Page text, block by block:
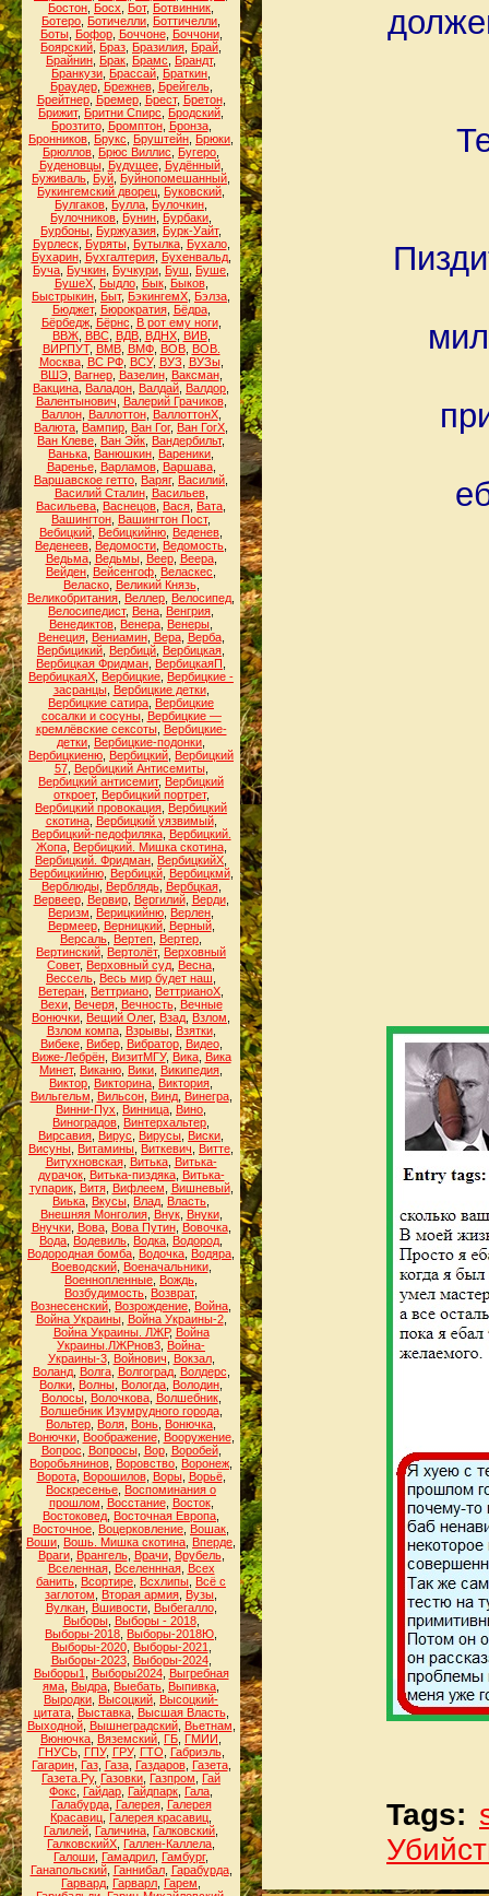
Бостон Босх Бот, Ботвинник
Ботеро Ботичелли Боттичелли
Боты, Бофор, Боччоне, Боччони,
Боярский Браз Бразилия Брай
Брайнин Брак Брамс Брандт,
Бранкузи Брассай Браткин
Браудер, Брежнев, Брейгель,
Брейтнер, Бремер, Брест, Бретон,
Брижит, Бритни Спирс Бродский
Брозтито, Бромптон, Бронза,
Бронников Брукс Бруштейн Брюки
Брюллов Брюс Виллис Бугеро
Буденовцы, Будущее, Будённый,
Буживаль Буй Буйнопомешанный
Букингемский дворец Буковский
Булгаков Булла Булочкин
Булочников Бунин Бурбаки
Бурбоны Буржуазия Бурк-Уайт,
Бурлеск, Буряты, Бутылка, Бухало,
Бухарин, Бухгалтерия, Бухенвальд,
Буча Бучкин Бучкури Буш Буше
БушеХ, Быдло, Бык, Быков,
Быстрыкин Быт, БэкингемХ Бэлза
Бюджет, Бюрократия, Бёдра,
Бёрбедж, Бёрнс В рот ему ноги,
ВВЖ, ВВС, ВДВ, ВДНХ, ВИВ,
ВИРПУТ, ВМВ, ВМФ, ВОВ, ВОВ.
Москва, ВС РФ, ВСУ, ВУЗ ВУЗы,
ВШЭ, Вагнер, Вазелин, Ваксман,
Вакцина Валадон Валдай Валдор
Валентынович
Валерий Грачиков,
Валлон, Валлоттон, ВаллоттонХ,
Валюта Вампир Ван Гог, Ван ГогХ
Ван Клеве Ван Эйк Вандербильт,
Ванька Ванюшкин Вареники
Варенье, Варламов, Варшава,
Варшавское гетто Варяг, Василий
Василий Сталин, Васильев,
Васильева Васнецов Вася Вата
Вашингтон Вашингтон Пост,
Вебицкий Вебицкийню Веденев
Веденеев Ведомости Ведомость
Ведьма, Ведьмы, Веер, Веера,
Вейден Вейсенгоф Веласкес
Веласко, Великий Князь,
Великобритания Веллер Велосипед
Велосипедист, Вена Венгрия
Венедиктов Венера Венеры
Венеция, Вениамин, Вера, Верба,
Вербицикий Вербицй Вербицкая
Вербицкая Фридман ВербицкаяП
ВербицкаяХ Вербицкие Вербицкие -
засранцы, Вербицкие детки,
Вербицкие сатира Вербицкие
сосалки и сосуны, Вербицкие —
кремлёвские сексоты, Вербицкие-
детки Вербицкие-подонки
Вербицкиеню Вербицкий Вербицкий
57, Вербицкий Антисемиты,
Вербицкий антисемит, Вербицкий
откроет, Вербицкий портрет,
Вербицкий провокация Вербицкий
скотина, Вербицкий уязвимый,
Вербицкий-педофиляка, Вербицкий.
Жопа, Вербицкий. Мишка скотина,
Вербицкий. Фридман ВербицкийХ
Вербицкийню, Вербицкй, Вербицкмй,
Верблюды, Верблядь, Вербцкая,
Вервеер, Вервир, Вергилий, Верди,
Веризм
Верицкийню Верлен
Вермеер, Верницкий, Верный,
Версаль Вертеп Вертер
Вертинский Вертолёт, Верховный
Совет, Верховный суд Весна
Вессель Весь мир будет наш
Ветеран Веттриано ВеттрианоХ
Вехи, Вечеря, Вечность, Вечные
Вонючки Вещий Олег, Взад Взлом
Взлом компа, Взрывы, Взятки,
Вибеке, Вибер, Вибратор, Видео,
Виже-Лебрён, ВизитМГУ, Вика, Вика
Минет, Виканю Вики Википедия
Виктор Викторина Виктория
Вильгельм
Вильсон, Винд, Винегра,
Винни-Пух
Винница Вино
Виноградов Винтерхальтер
Вирсавия Вирус Вирусы Виски
Висуны Витамины Виткевич Витте
Витухновская, Витька, Витька-
дурачок, Витька-пиздяка, Витька-
тупарик, Витя, Вифлеем Вишневый,
Виька Вкусы Влад Власть
Внешняя Монголия, Внук, Внуки,
Внучки, Вова, Вова Путин, Вовочка,
Вода Водевиль Водка Водород
Водородная бомба Водочка Водяра
Воеводский, Военачальники,
Военнопленные Вождь
Возбудимость Возврат,
Вознесенский Возрождение Война
Война Украины, Война Украины-2,
Война Украины. ЛЖР, Война
Украины.ЛЖРнов3 Война-
Украины-3, Войнович Вокзал,
Воланд, Волга, Волгоград, Волдерс
Волки Волны Вологда Володин
Волосы, Волочкова, Волшебник,
Волшебник Изумрудного города,
Вольтер Воля Вонь Вонючка
Вонючки, Воображение, Вооружение,
Вопрос
Вопросы, Вор, Воробей,
Воробьянинов Воровство Воронеж
Ворота, Ворошилов, Воры, Ворьё,
Воскресенье Воспоминания о
прошлом
Восстание, Восток,
Востоковед Восточная Европа
Восточное Воцерковление Вошак
Воши Вошь. Мишка скотина Вперде
Враги, Врангель, Врачи, Врубель,
Вселенная, Вселеннная, Всех
банить Всортире Всхлипы Всё с
заглотом
Вторая армия Вузы
Вулкан, Вшивости, Выбегалло,
Выборы, Выборы - 2018,
Выборы-2018 Выборы-2018Ю
Выборы-2020, Выборы-2021
Выборы-2023, Выборы-2024,
Выборы1
Выборы2024, Выгребная
яма Выдра Выебать Выпивка
Выродки Высоцкий Высоцкий-
цитата, Выставка, Высшая Власть,
Выходной, Вышнеградский, Вьетнам
Вюнючка Вяземский ГБ ГМИИ
ГНУСЬ, ГПУ, ГРУ, ГТО Габриэль,
Гагарин, Газ, Газа, Газдаров, Газета,
Газета.Ру, Газовки Газпром
Гай
Фокс
Гайдар Гайдпарк Гала
Галабурда, Галерея, Галерея
Красавиц Галерея красавиц
Галилей Галичина Галковский
ГалковскийХ Галлен-Каллела
Галоши Гамадрил Гамбург,
Ганапольский, Ганнибал, Гарабурда,
Гарвард Гарварл Гарем
Tags: